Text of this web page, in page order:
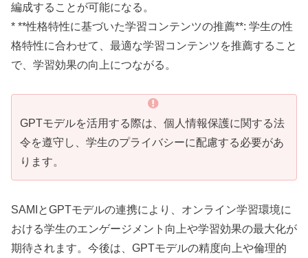
編成することが可能になる。
* **性格特性に基づいた学習コンテンツの推薦**: 学生の性
格特性に合わせて、最適な学習コンテンツを推薦すること
で、学習効果の向上につながる。
GPTモデルを活用する際は、個人情報保護に関する法
令を遵守し、学生のプライバシーに配慮する必要があ
ります。
SAMIとGPTモデルの連携により、オンライン学習環境に
おける学生のエンゲージメント向上や学習効果の最大化が
期待されます。今後は、GPTモデルの精度向上や倫理的